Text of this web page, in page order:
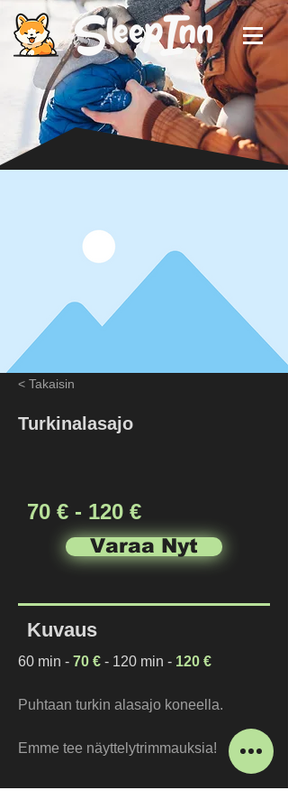
< Takaisin
Turkinalasajo
70 € - 120 €
Varaa Nyt
Kuvaus
60 min - 70 € - 120 min - 120 €
Puhtaan turkin alasajo koneella.
Emme tee näyttelytrimmauksia!